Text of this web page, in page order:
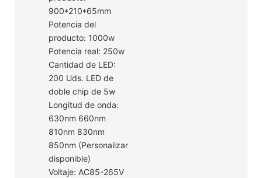
900*210*65mm
Potencia del
producto: 1000w
Potencia real: 250w
Cantidad de LED:
200 Uds. LED de
doble chip de 5w
Longitud de onda:
630nm 660nm
810nm 830nm
850nm (Personalizar
disponible)
Voltaje: AC85-265V